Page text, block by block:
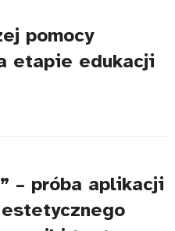
pomocy
etapie edukacji
– próba aplikacji